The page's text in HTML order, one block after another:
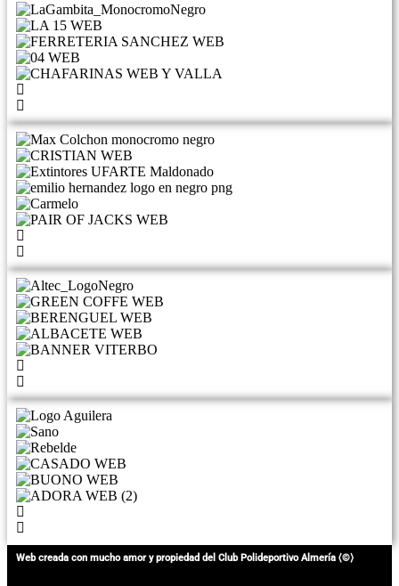
Web creada con mucho amor y propiedad del Club Polideportivo Almería ⟨©⟩